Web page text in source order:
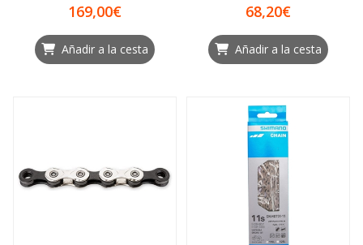
169,00€
Añadir a la cesta
68,20€
Añadir a la cesta